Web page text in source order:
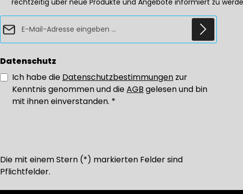
Datenschutz
Ich habe die Datenschutzbestimmungen zur
Kenntnis genommen und dieAGB gelesen und bin
mit ihnen einverstanden. *
Die mit einem Stern (*) markierten Felder sind
Pflichtfelder.